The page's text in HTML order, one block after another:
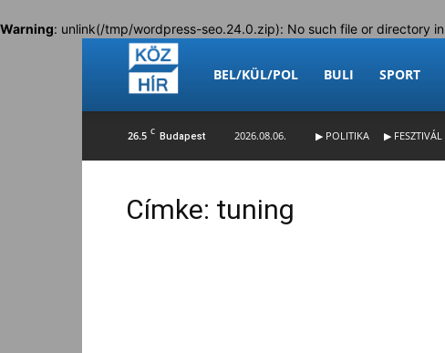
Warning: unlink(/tmp/wordpress-seo.24.0.zip): No such file or directory in
Köz-
BEL/KÜL/POL BULI SPORT
26.5 C Budapest 2026.08.06. ▶ POLITIKA ▶ FESZTIVÁL
Címke: tuning